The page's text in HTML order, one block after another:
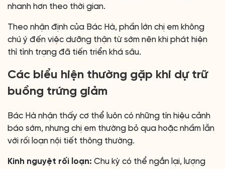
nhanh hơn theo thời gian.
Theo nhận định của Bác Hà, phần lớn chị em không
chú ý đến việc dưỡng thận từ sớm nên khi phát hiện
thì tình trạng đã tiến triển khá sâu.
Các biểu hiện thường gặp khi dự trữ
buồng trứng giảm
Bác Hà nhận thấy cơ thể luôn có những tín hiệu cảnh
báo sớm, nhưng chị em thường bỏ qua hoặc nhầm lẫn
với rối loạn nội tiết thông thường.
Kinh nguyệt rối loạn: Chu kỳ có thể ngắn lại, lượng